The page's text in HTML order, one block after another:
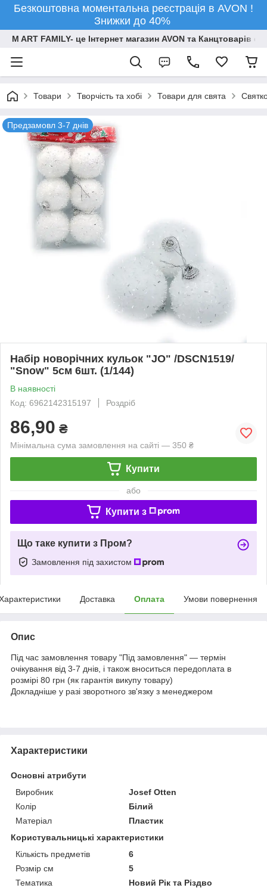
Безкоштовна моментальна реєстрація в AVON !
Знижки до 40%
M ART FAMILY- це Інтернет магазин AVON та Канцтоварів
Товари Творчiсть та хобi Товари для свята
Предзамовл 3-7 днів
Набір новорічних кульок "JO" /DSCN1519/
"Snow" 5см 6шт. (1/144)
В наявності
Код: 6962142315197
Роздріб
86,90 ₴
Мінімальна сума замовлення на сайті — 350 ₴
Купити
або
Купити з
Що таке купити з Пром?
Замовлення під захистом
Доставка Оплата Умови повернення
Опис
Під час замовлення товару "Під замовлення" — термін
очікування від 3-7 днів, і також вноситься передоплата в
розмірі 80 грн (як гарантія викупу товару)
Докладніше у разі зворотного зв'язку з менеджером
Характеристики
Основні атрибути
Виробник
Josef Otten
Колір
Білий
Матеріал
Пластик
Користувальницькі характеристики
Кількість предметів
6
Розмір см
5
Тематика
Новий Рік та Різдво